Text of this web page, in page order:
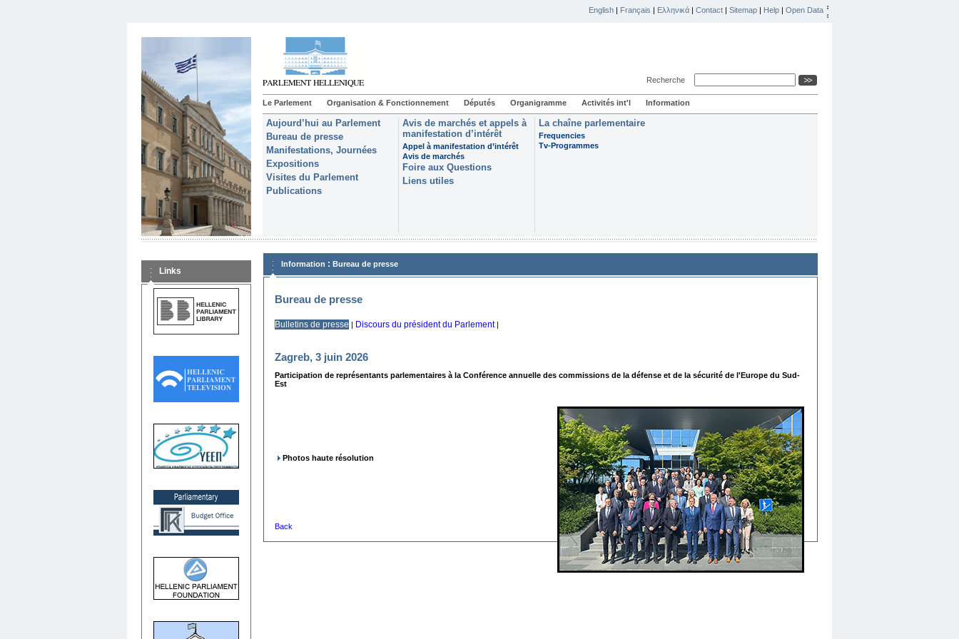
English | Français | Ελληνικά | Contact | Sitemap | Help | Open Data
Recherche
Le Parlement Organisation & Fonctionnement Députés Organigramme Activités int'l Information
Aujourd’hui au Parlement
Bureau de presse
Manifestations, Journées
Expositions
Visites du Parlement
Publications
Avis de marchés et appels à
manifestation d’intérêt
Appel à manifestation d’intérêt
Avis de marchés
Foire aux Questions
Liens utiles
La chaîne parlementaire
Frequencies
Tv-Programmes
Links
Information : Bureau de presse
Bureau de presse
Bulletins de presse | Discours du président du Parlement |
Zagreb, 3 juin 2026
Participation de représentants parlementaires à la Conférence annuelle des commissions de la défense et de la sécurité de l'Europe du Sud-
Est
Photos haute résolution
Back